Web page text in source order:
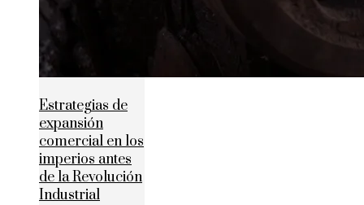
Estrategias de
expansión
comercial en los
imperios antes
de la Revolución
Industrial